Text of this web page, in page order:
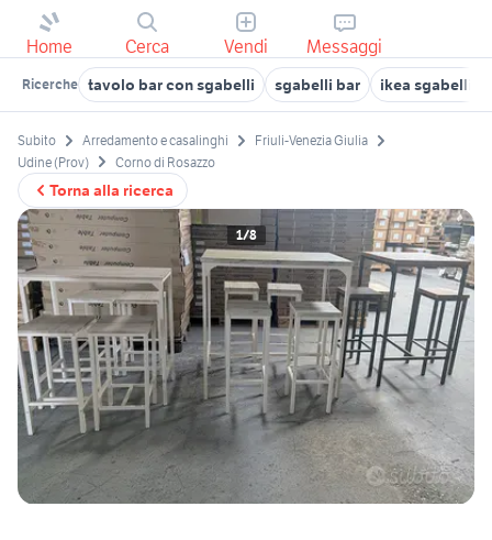
Home Cerca Vendi Messaggi
Ricerche tavolo bar con sgabelli sgabelli bar ikea sgabelli
Torna alla ricerca
Subito Arredamento e casalinghi
Friuli-Venezia Giulia
Udine (Prov)
Corno di Rosazzo
1/8